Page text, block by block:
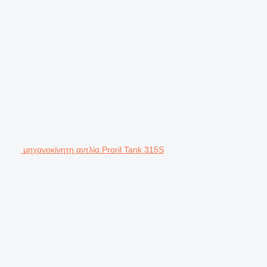
μηχανοκίνητη αντλία Proril Tank 315S